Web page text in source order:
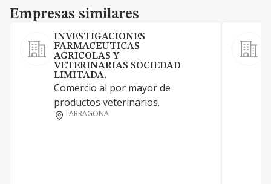
Empresas similares
Empresas similares
INVESTIGACIONES
FARMACEUTICAS
AGRICOLAS Y
VETERINARIAS SOCIEDAD
LIMITADA.
Comercio al por mayor de
productos veterinarios.
TARRAGONA